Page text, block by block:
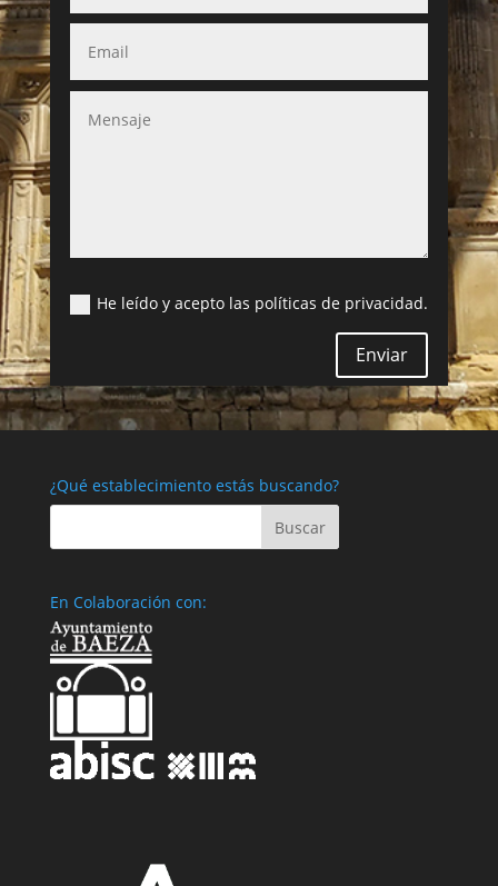
He leído y acepto las políticas de privacidad.
Enviar
¿Qué establecimiento estás buscando?
En Colaboración con: